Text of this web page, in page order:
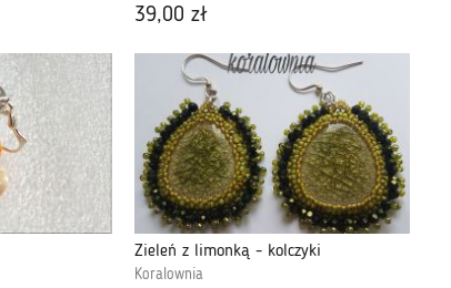
39,00 zł
Zieleń z limonką - kolczyki
Koralownia